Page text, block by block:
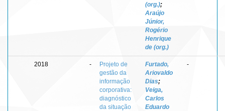
(org.);
Araújo
Júnior,
Rogério
Henrique
de (org.)
2018 -
Projeto de
gestão da
informação
corporativa:
diagnóstico
da situação
Furtado,
Ariovaldo
Dias;
Veiga,
Carlos
Eduardo
-